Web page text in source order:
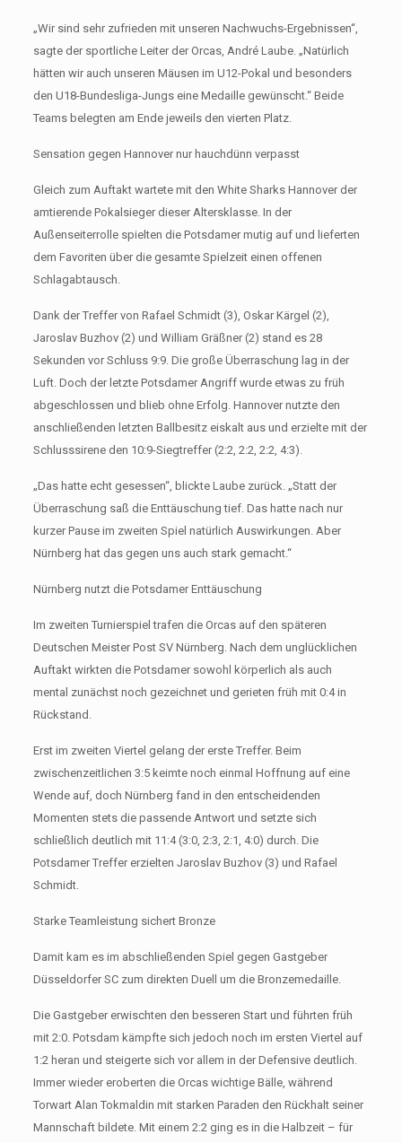
„Wir sind sehr zufrieden mit unseren Nachwuchs-Ergebnissen“,
sagte der sportliche Leiter der Orcas, André Laube. „Natürlich
hätten wir auch unseren Mäusen im U12-Pokal und besonders
den U18-Bundesliga-Jungs eine Medaille gewünscht.“ Beide
Teams belegten am Ende jeweils den vierten Platz.
Sensation gegen Hannover nur hauchdünn verpasst
Gleich zum Auftakt wartete mit den White Sharks Hannover der
amtierende Pokalsieger dieser Altersklasse. In der
Außenseiterrolle spielten die Potsdamer mutig auf und lieferten
dem Favoriten über die gesamte Spielzeit einen offenen
Schlagabtausch.
Dank der Treffer von Rafael Schmidt (3), Oskar Kärgel (2),
Jaroslav Buzhov (2) und William Gräßner (2) stand es 28
Sekunden vor Schluss 9:9. Die große Überraschung lag in der
Luft. Doch der letzte Potsdamer Angriff wurde etwas zu früh
abgeschlossen und blieb ohne Erfolg. Hannover nutzte den
anschließenden letzten Ballbesitz eiskalt aus und erzielte mit der
Schlusssirene den 10:9-Siegtreffer (2:2, 2:2, 2:2, 4:3).
„Das hatte echt gesessen“, blickte Laube zurück. „Statt der
Überraschung saß die Enttäuschung tief. Das hatte nach nur
kurzer Pause im zweiten Spiel natürlich Auswirkungen. Aber
Nürnberg hat das gegen uns auch stark gemacht.“
Nürnberg nutzt die Potsdamer Enttäuschung
Im zweiten Turnierspiel trafen die Orcas auf den späteren
Deutschen Meister Post SV Nürnberg. Nach dem unglücklichen
Auftakt wirkten die Potsdamer sowohl körperlich als auch
mental zunächst noch gezeichnet und gerieten früh mit 0:4 in
Rückstand.
Erst im zweiten Viertel gelang der erste Treffer. Beim
zwischenzeitlichen 3:5 keimte noch einmal Hoffnung auf eine
Wende auf, doch Nürnberg fand in den entscheidenden
Momenten stets die passende Antwort und setzte sich
schließlich deutlich mit 11:4 (3:0, 2:3, 2:1, 4:0) durch. Die
Potsdamer Treffer erzielten Jaroslav Buzhov (3) und Rafael
Schmidt.
Starke Teamleistung sichert Bronze
Damit kam es im abschließenden Spiel gegen Gastgeber
Düsseldorfer SC zum direkten Duell um die Bronzemedaille.
Die Gastgeber erwischten den besseren Start und führten früh
mit 2:0. Potsdam kämpfte sich jedoch noch im ersten Viertel auf
1:2 heran und steigerte sich vor allem in der Defensive deutlich.
Immer wieder eroberten die Orcas wichtige Bälle, während
Torwart Alan Tokmaldin mit starken Paraden den Rückhalt seiner
Mannschaft bildete. Mit einem 2:2 ging es in die Halbzeit – für